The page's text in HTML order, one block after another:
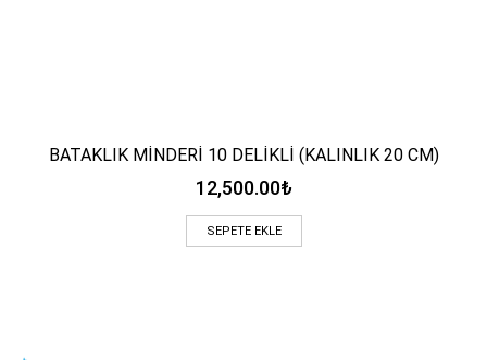
BATAKLIK MİNDERİ 10 DELİKLİ (KALINLIK 20 CM)
12,500.00₺
SEPETE EKLE